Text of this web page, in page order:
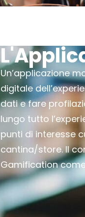
Un’applicazione
digitale
dati e fare
lungo tutto
punti di interesse
cantina/store. Il
Gamification